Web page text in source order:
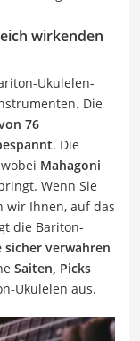
wirkenden
Ukulelen-
Die
76
. Die
Mahagoni
Wenn Sie
wir Ihnen, auf das
die Bariton-
sicher verwahren
Saiten, Picks
Ukulelen aus.